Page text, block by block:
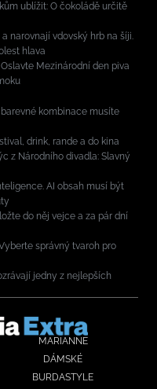
ublížit: O čokoládě určitě
narovnají vdovský hrb na šíji.
hlava
Mezinárodní den piva
kombinace musíte
drink, rande a do kina
z Národního divadla: Slavný
AI obsah musí být
do něj vejce a za pár dní
správný tvaroh pro
jedny z nejlepších
MARIANNE
DÁMSKÉ
BURDASTYLE